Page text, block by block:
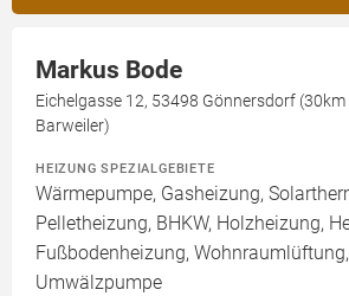
Markus Bode
Eichelgasse 12, 53498 Gönnersdorf
Barweiler)
HEIZUNG SPEZIALGEBIETE
Wärmepumpe, Gasheizung,
Pelletheizung, BHKW, Holzheizung,
Fußbodenheizung,
Umwälzpumpe